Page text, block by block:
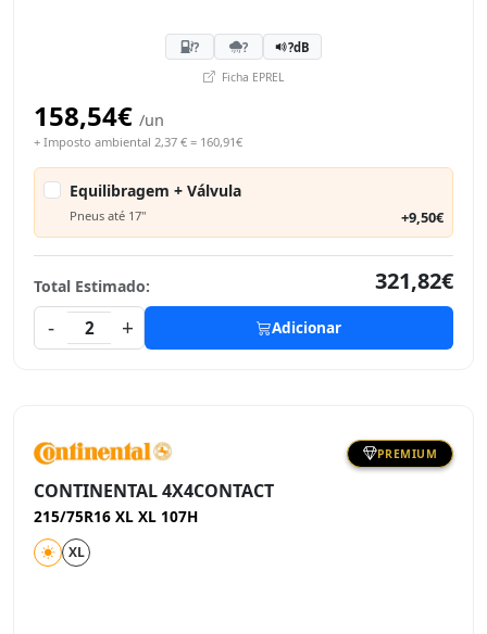
? ? ?dB
Ficha EPREL
158,54€ /un
+ Imposto ambiental 2,37 € = 160,91€
Equilibragem + Válvula
Pneus até 17" +9,50€
Total Estimado:
321,82€
-
2 + Adicionar
PREMIUM
CONTINENTAL 4X4CONTACT
215/75R16 XL XL 107H
XL